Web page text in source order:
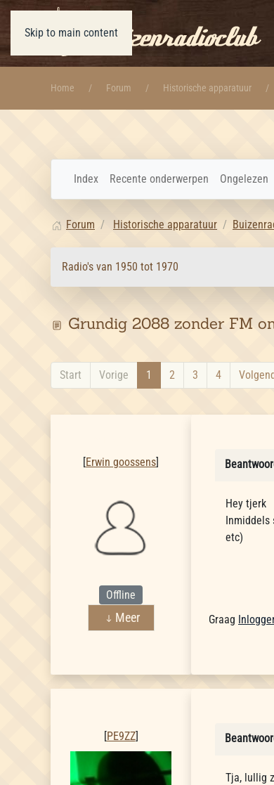
Skip to main content
Home Forum Historische apparatuur
Index Recente onderwerpen Ongelezen
Forum Historische apparatuur
Radio's van 1950 tot 1970
Grundig 2088 zonder FM
Start Vorige 1 2 3 4
[Erwin goossens]
Offline
Meer
Hey tjerk
Inmiddels
etc)
Graag
[PE9ZZ]
Tja, lullig